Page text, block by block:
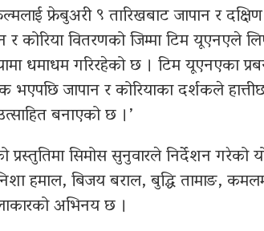
फ्रेबुअरी ९ तारिखबाट जापान र
र कोरिया वितरणको जिम्मा टिम यूएनएले
धमाधम गरिरहेको छ । टिम यूएनएका
भएपछि जापान र कोरियाका दर्शकले
बनाएको छ ।’
प्रस्तुतिमा सिमोस सुनुवारले निर्देशन गरेको
हमाल, बिजय बराल, बुद्धि तामाङ,
अभिनय छ ।